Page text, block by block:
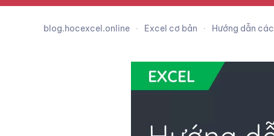
blog.hocexcel.online Excel cơ bản Hướng dẫn